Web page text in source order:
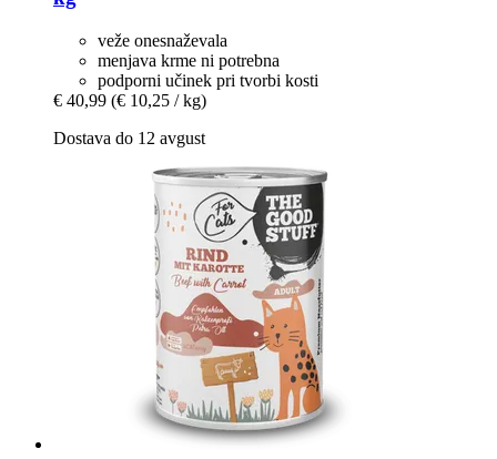
veže onesnaževala
menjava krme ni potrebna
podporni učinek pri tvorbi kosti
€ 40,99 (€ 10,25 / kg)
Dostava do 12 avgust